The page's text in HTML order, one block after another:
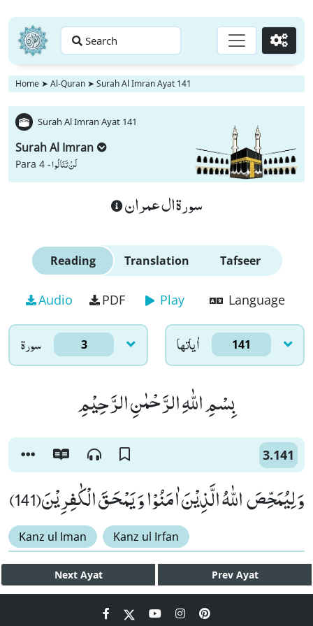
Search Go
Home ➤ Al-Quran ➤ Surah Al Imran Ayat 141
Surah Al Imran Ayat 141
Surah Al Imran
Para 4 -لَنْ تَنَالُوا
سورة ال عمران
Reading Translation Tafseer
Audio PDF Play Language
سورۃ 3 اٰياتها 141
بِسْمِ اللّٰهِ الرَّحْمٰنِ الرَّحِیْمِ
3.141
وَ لِیُمَحِّصَ اللّٰهُ الَّذِیْنَ اٰمَنُوْا وَ یَمْحَقَ الْكٰفِرِیْنَ(141)
Kanz ul Iman Kanz ul Irfan
Next Ayat Prev Ayat